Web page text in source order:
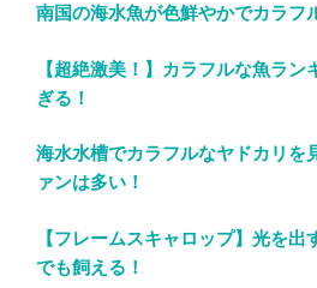
南国の海水魚が色鮮やかでカラフ
【超絶激美！】カラフルな魚ラ
ぎる！
海水水槽でカラフルなヤドカリを
ァンは多い！
【フレームスキャロップ】光を
でも飼える！